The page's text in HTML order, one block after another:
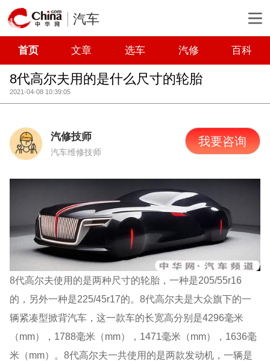
汽车
首页 文章 选车 汽修 百科
8代高尔夫用的是什么尺寸的轮胎
2021-04-08 10:39:05
汽修技师
汽车维修技师
我要咨询
8代高尔夫使用的是两种尺寸的轮胎，一种是205/55r16
的，另外一种是225/45r17的。8代高尔夫是大众旗下的一
辆紧凑型掀背汽车，这一款车的长宽高分别是4296毫米
（mm），1788毫米（mm），1471毫米（mm），1636毫
米（mm）。8代高尔夫一共使用的是两款发动机，一辆是